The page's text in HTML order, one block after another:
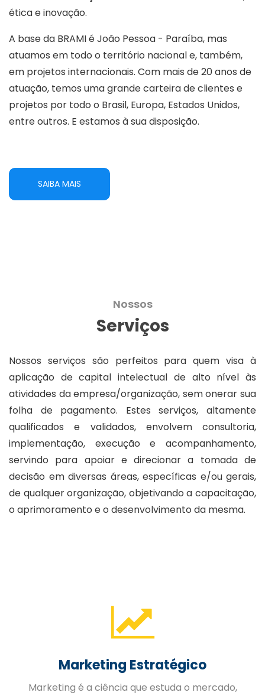
ética e inovação.
A base da BRAMI é João Pessoa - Paraíba, mas
atuamos em todo o território nacional e, também,
em projetos internacionais. Com mais de 20 anos de
atuação, temos uma grande carteira de clientes e
projetos por todo o Brasil, Europa, Estados Unidos,
entre outros. E estamos à sua disposição.
SAIBA MAIS
Nossos
Serviços
Nossos serviços são perfeitos para quem visa à
aplicação de capital intelectual de alto nível às
atividades da empresa/organização, sem onerar sua
folha de pagamento. Estes serviços, altamente
qualificados e validados, envolvem consultoria,
implementação, execução e acompanhamento,
servindo para apoiar e direcionar a tomada de
decisão em diversas áreas, específicas e/ou gerais,
de qualquer organização, objetivando a capacitação,
o aprimoramento e o desenvolvimento da mesma.
Gestão de Pessoas
A Gestão Estratégica de Pessoas trabalhada